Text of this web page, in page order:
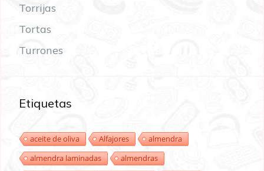
Torrijas
Tortas
Turrones
Etiquetas
aceite de oliva Alfajores
almendra
almendra laminadas
almendras